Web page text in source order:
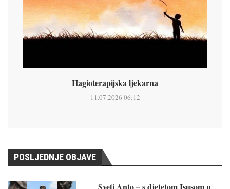
Hagioterapijska ljekarna
11.07.2026 06:12
POSLJEDNJE OBJAVE
Sveti Anto – s djetetom Isusom u